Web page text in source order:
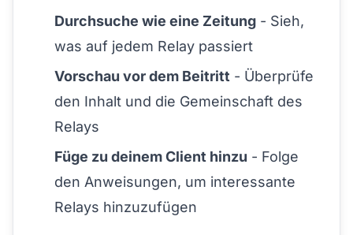
Durchsuche wie eine Zeitung - Sieh,
was auf jedem Relay passiert
Vorschau vor dem Beitritt - Überprüfe
den Inhalt und die Gemeinschaft des
Relays
Füge zu deinem Client hinzu - Folge
den Anweisungen, um interessante
Relays hinzuzufügen